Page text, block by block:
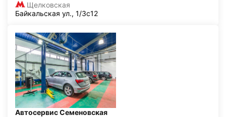
Щелковская
Байкальская ул., 1/3с12
Автосервис Семеновская